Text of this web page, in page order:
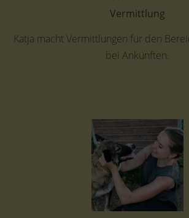
Vermittlung
Katja macht Vermittlungen für den
bei Ankünften.